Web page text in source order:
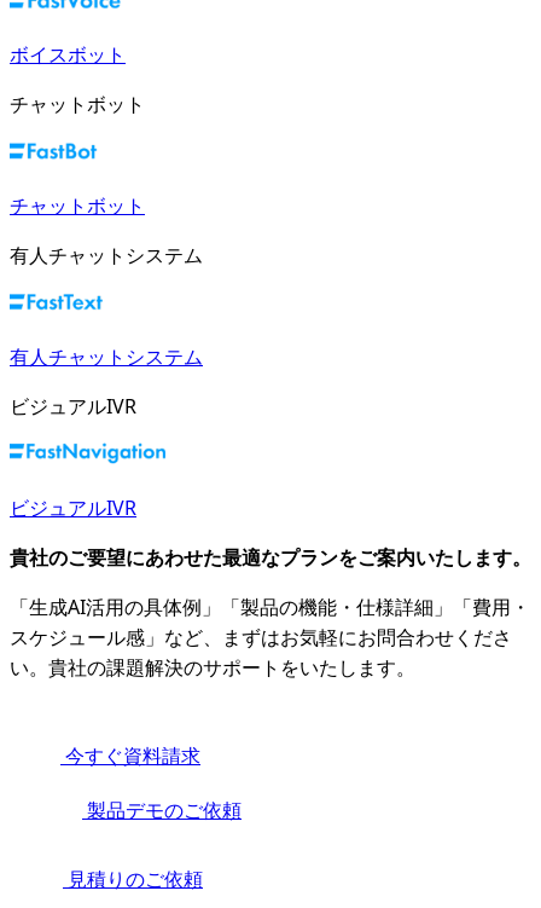
ボイスボット
チャットボット
チャットボット
有人チャットシステム
有人チャットシステム
ビジュアルIVR
ビジュアルIVR
貴社のご要望にあわせた最適なプランをご案内いたします。
「生成AI活用の具体例」「製品の機能・仕様詳細」「費用・
スケジュール感」など、まずはお気軽にお問合わせくださ
い。貴社の課題解決のサポートをいたします。
今すぐ資料請求
製品デモのご依頼
見積りのご依頼